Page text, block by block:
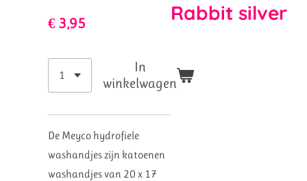
Rabbit silver
€ 3,95
In
winkelwagen
De Meyco hydrofiele
washandjes zijn katoenen
washandjes van 20 x 17